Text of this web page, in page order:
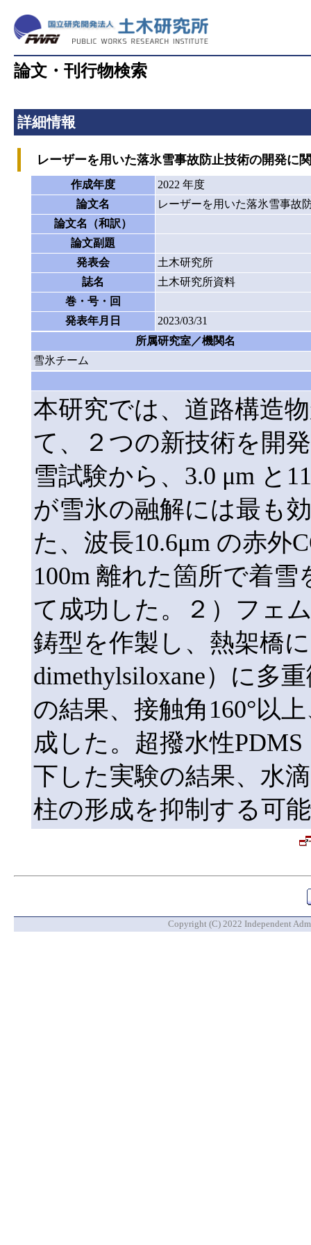
論文・刊行物検索
詳細情報
レーザーを用いた落氷雪事故防止技術の開発に
作成年度
2022 年度
論文名
レーザーを用いた落氷雪事故
論文名（和訳）
論文副題
発表会
土木研究所
誌名
土木研究所資料
巻・号・回
発表年月日
2023/03/31
所属研究室／機関名
雪氷チーム
本研究では、道路構造
て、２つの新技術を開
雪試験から、3.0 μm と
が雪氷の融解には最も
た、波長10.6μm の赤外
100m 離れた箇所で着
て成功した。２）フェ
鋳型を作製し、熱架橋
dimethylsiloxane）に多
の結果、接触角160°以
成した。超撥水性
下した実験の結果、水
柱の形成を抑制する可
Copyright (C) 2022 Independent